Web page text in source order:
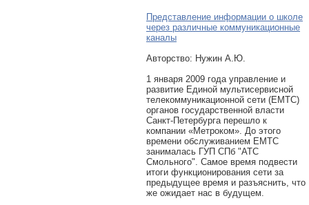
Представление информации о школе
через различные коммуникационные
каналы
Авторcтво: Нужин А.Ю.
1 января 2009 года управление и
развитие Единой мультисервисной
телекоммуникационной сети (ЕМТС)
органов государственной власти
Санкт-Петербурга перешло к
компании «Метроком». До этого
времени обслуживанием ЕМТС
занималась ГУП СПб "АТС
Смольного". Самое время подвести
итоги функционирования сети за
предыдущее время и разъяснить, что
же ожидает нас в будущем.